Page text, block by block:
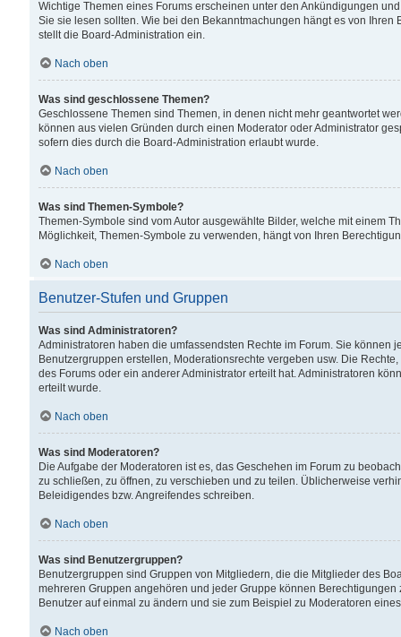
Wichtige Themen eines Forums erscheinen unter den Ankündigungen
Sie sie lesen sollten. Wie bei den Bekanntmachungen hängt es von
stellt die Board-Administration ein.
Nach oben
Was sind geschlossene Themen?
Geschlossene Themen sind Themen, in denen nicht mehr geantwortet
können aus vielen Gründen durch einen Moderator oder Administrator
sofern dies durch die Board-Administration erlaubt wurde.
Nach oben
Was sind Themen-Symbole?
Themen-Symbole sind vom Autor ausgewählte Bilder, welche mit einem
Möglichkeit, Themen-Symbole zu verwenden, hängt von Ihren
Nach oben
Benutzer-Stufen und Gruppen
Was sind Administratoren?
Administratoren haben die umfassendsten Rechte im Forum. Sie können
Benutzergruppen erstellen, Moderationsrechte vergeben usw. Die
des Forums oder ein anderer Administrator erteilt hat. Administratoren
erteilt wurde.
Nach oben
Was sind Moderatoren?
Die Aufgabe der Moderatoren ist es, das Geschehen im Forum zu
zu schließen, zu öffnen, zu verschieben und zu teilen. Üblicherweise
Beleidigendes bzw. Angreifendes schreiben.
Nach oben
Was sind Benutzergruppen?
Benutzergruppen sind Gruppen von Mitgliedern, die die Mitglieder des
mehreren Gruppen angehören und jeder Gruppe können
Benutzer auf einmal zu ändern und sie zum Beispiel zu Moderatoren
Nach oben